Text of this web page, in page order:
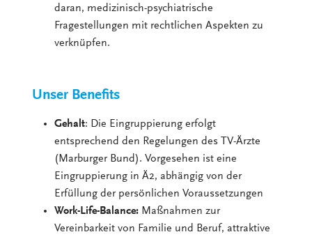
daran, medizinisch-psychiatrische
Fragestellungen mit rechtlichen Aspekten zu
verknüpfen.
Unser Benefits
Gehalt: Die Eingruppierung erfolgt
entsprechend den Regelungen des TV-Ärzte
(Marburger Bund). Vorgesehen ist eine
Eingruppierung in Ä2, abhängig von der
Erfüllung der persönlichen Voraussetzungen
Work-Life-Balance: Maßnahmen zur
Vereinbarkeit von Familie und Beruf, attraktive